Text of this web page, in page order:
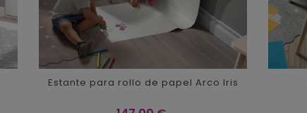
Estante para rollo de papel Arco Iris